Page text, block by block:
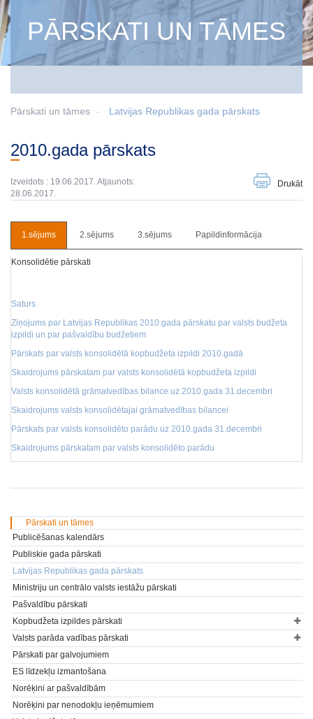
PĀRSKATI UN TĀMES
Pārskati un tāmes Latvijas Republikas gada pārskats
2010.gada pārskats
Izveidots : 19.06.2017. Atjaunots:
28.06.2017.
Drukāt
1.sējums 2.sējums 3.sējums Papildinformācija
Konsolidētie pārskati
Saturs
Ziņojums par Latvijas Republikas 2010.gada pārskatu par valsts budžeta
izpildi un par pašvaldību budžetiem
Pārskats par valsts konsolidētā kopbudžeta izpildi 2010.gadā
Skaidrojums pārskatam par valsts konsolidētā kopbudžeta izpildi
Valsts konsolidētā grāmatvedības bilance uz 2010.gada 31.decembri
Skaidrojums valsts konsolidētajai grāmatvedības bilancei
Pārskats par valsts konsolidēto parādu uz 2010.gada 31.decembri
Skaidrojums pārskatam par valsts konsolidēto parādu
Pārskati un tāmes
Publicēšanas kalendārs
Publiskie gada pārskati
Latvijas Republikas gada pārskats
Ministriju un centrālo valsts iestāžu pārskati
Pašvaldību pārskati
Kopbudžeta izpildes pārskati
Valsts parāda vadības pārskati
Pārskati par galvojumiem
ES līdzekļu izmantošana
Norēķini ar pašvaldībām
Norēķini par nenodokļu ieņēmumiem